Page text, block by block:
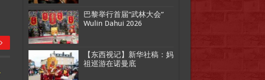
巴黎举行首届“武林大会”
Wulin Dahui 2026
【东西视记】新华社稿：妈
祖巡游在诺曼底